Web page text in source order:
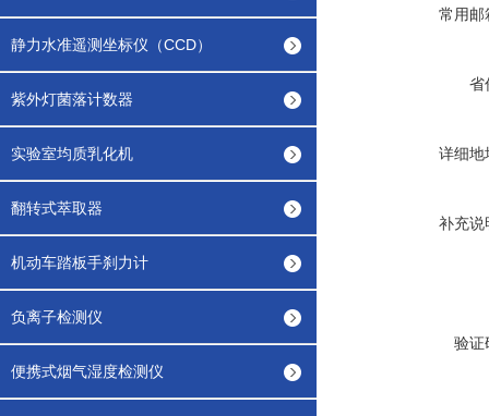
静力水准遥测坐标仪（CCD）
紫外灯菌落计数器
实验室均质乳化机
翻转式萃取器
机动车踏板手刹力计
负离子检测仪
便携式烟气湿度检测仪
常用邮
省
详细地
补充说
验证